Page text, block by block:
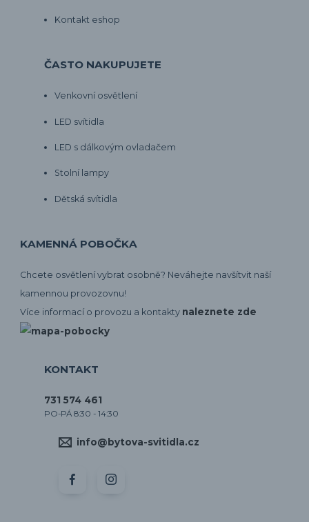
Kontakt eshop
ČASTO NAKUPUJETE
Venkovní osvětlení
LED svítidla
LED s dálkovým ovladačem
Stolní lampy
Dětská svítidla
KAMENNÁ POBOČKA
Chcete osvětlení vybrat osobně? Neváhejte navšítvit naší
kamennou provozovnu!
Více informací o provozu a kontakty naleznete zde
KONTAKT
731 574 461
PO-PÁ 8:30 - 14:30
info@bytova-svitidla.cz